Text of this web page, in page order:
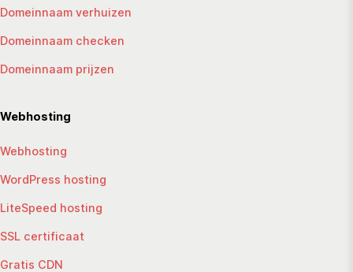
Domeinnaam verhuizen
Domeinnaam checken
Domeinnaam prijzen
Webhosting
Webhosting
WordPress hosting
LiteSpeed hosting
SSL certificaat
Gratis CDN